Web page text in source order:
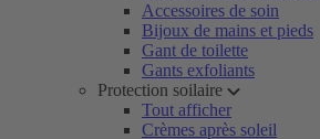
Accessoires de soin
Bijoux de mains et pieds
Gant de toilette
Gants exfoliants
Protection soilaire
Tout afficher
Crèmes après soleil